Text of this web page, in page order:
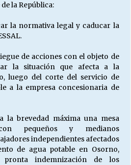
la República:
la normativa legal y caducar la
de acciones con el objeto de
la situación que afecta a la
luego del corte del servicio de
a la empresa concesionaria de
la brevedad máxima una mesa
pequeños y medianos
independientes afectados
de agua potable en Osorno,
indemnización de los